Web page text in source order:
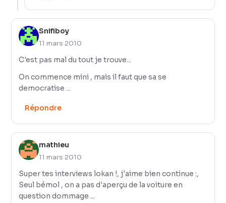
Snifiboy
11 mars 2010
C'est pas mal du tout je trouve...
On commence mini , mais il faut que sa se
democratise ...
Répondre
mathieu
11 mars 2010
Super tes interviews lokan !, j'aime bien continue :,
Seul bémol , on a pas d'aperçu de la voiture en
question dommage ...